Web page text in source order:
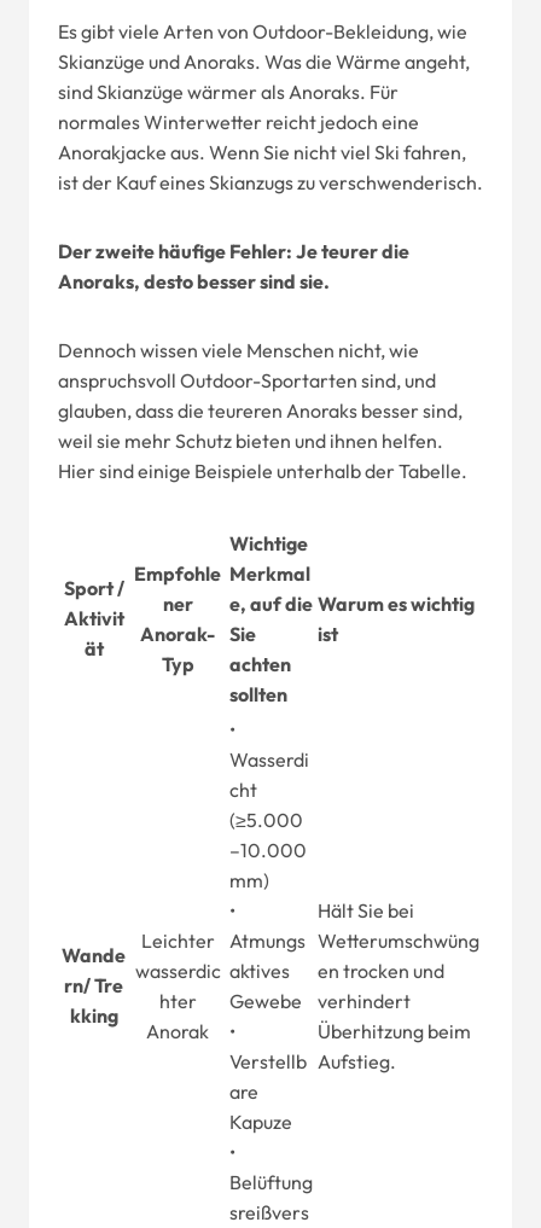
Es gibt viele Arten von Outdoor-Bekleidung, wie
Skianzüge und Anoraks. Was die Wärme angeht,
sind Skianzüge wärmer als Anoraks. Für
normales Winterwetter reicht jedoch eine
Anorakjacke aus. Wenn Sie nicht viel Ski fahren,
ist der Kauf eines Skianzugs zu verschwenderisch.
Der zweite häufige Fehler: Je teurer die
Anoraks, desto besser sind sie.
Dennoch wissen viele Menschen nicht, wie
anspruchsvoll Outdoor-Sportarten sind, und
glauben, dass die teureren Anoraks besser sind,
weil sie mehr Schutz bieten und ihnen helfen.
Hier sind einige Beispiele unterhalb der Tabelle.
Sport /
Aktivit
ät
Empfohle
ner
Anorak-
Typ
Wichtige
Merkmal
e, auf die
Sie
achten
sollten
Warum es wichtig
ist
Wande
rn/Tre
kking
Leichter
wasserdic
hter
Anorak
•
Wasserdi
cht
(≥5.000
–10.000
mm)
•
Atmungs
aktives
Gewebe
•
Verstellb
are
Kapuze
•
Belüftung
sreißvers
Hält Sie bei
Wetterumschwüng
en trocken und
verhindert
Überhitzung beim
Aufstieg.